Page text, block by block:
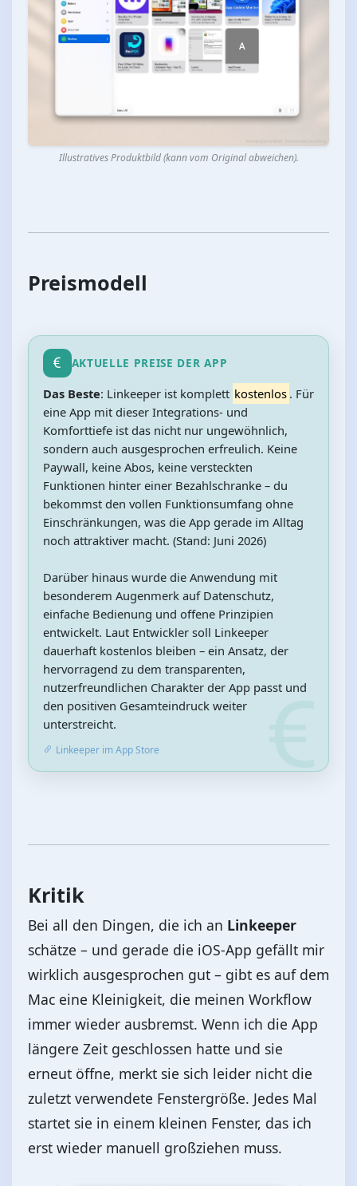
Illustratives Produktbild (kann vom Original abweichen).
Preismodell
AKTUELLE PREISE DER APP
Das Beste: Linkeeper ist komplett kostenlos . Für
eine App mit dieser Integrations‑ und
Komforttiefe ist das nicht nur ungewöhnlich,
sondern auch ausgesprochen erfreulich. Keine
Paywall, keine Abos, keine versteckten
Funktionen hinter einer Bezahlschranke – du
bekommst den vollen Funktionsumfang ohne
Einschränkungen, was die App gerade im Alltag
noch attraktiver macht. (Stand: Juni 2026)
Darüber hinaus wurde die Anwendung mit
besonderem Augenmerk auf Datenschutz,
einfache Bedienung und offene Prinzipien
entwickelt. Laut Entwickler soll Linkeeper
dauerhaft kostenlos bleiben – ein Ansatz, der
hervorragend zu dem transparenten,
nutzerfreundlichen Charakter der App passt und
den positiven Gesamteindruck weiter
unterstreicht.
Linkeeper im App Store
Kritik
Bei all den Dingen, die ich an Linkeeper
schätze – und gerade die iOS‑App gefällt mir
wirklich ausgesprochen gut – gibt es auf dem
Mac eine Kleinigkeit, die meinen Workflow
immer wieder ausbremst. Wenn ich die App
längere Zeit geschlossen hatte und sie
erneut öffne, merkt sie sich leider nicht die
zuletzt verwendete Fenstergröße. Jedes Mal
startet sie in einem kleinen Fenster, das ich
erst wieder manuell großziehen muss.